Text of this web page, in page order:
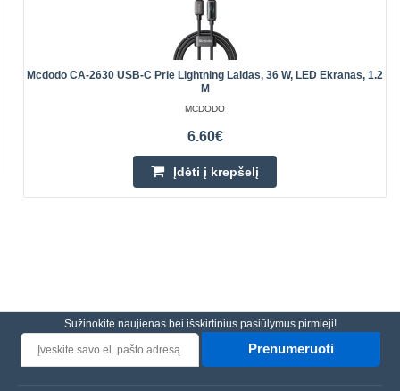
Mcdodo CA-2630 USB-C Prie Lightning Laidas, 36 W, LED Ekranas, 1.2
M
MCDODO
6.60€
Įdėti į krepšelį
Sužinokite naujienas bei išskirtinius pasiūlymus pirmieji!
Prenumeruoti